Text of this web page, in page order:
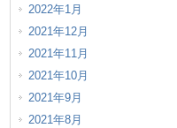
2022年1月
2021年12月
2021年11月
2021年10月
2021年9月
2021年8月